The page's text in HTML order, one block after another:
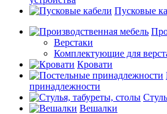
Пусковые
Верстаки
Комплектующие для
Кровати
принадлежности
Вешалки